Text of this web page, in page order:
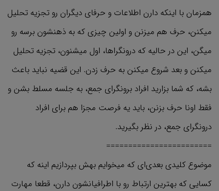
همزمان با اینکه دارن اطلاعات و حرفای دیگران رو تجزیه تحلیل
میکنن، حرف هم میزنن و اولین چیزی که به ذهنشون برسه رو
میگن، این در حالیه که درونگراها، اول میشنون، تجزیه تحلیل
میکنن و بعد شروع میکنن به حرف زدن. این قضیه نباید باعث
بشه، که شما بزارید افراد برونگرای جمع، به جلسه مسلط بشن و
فقط اونا حرف بزنن، باید یه فرصت مجزا هم برای افراد
درونگرای جمع، در نظر بگیرید.
========================
موضوع کلیدی بعدی‌ای که میخوایم بهش بپردازیم اینه که
کسایی که بهترین ارتباط رو با اطرافیانشون دارن، قطعا مهارت